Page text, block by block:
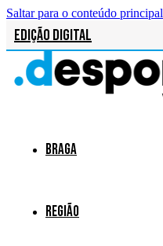
Saltar para o conteúdo principal
Edição Digital
Braga
Região